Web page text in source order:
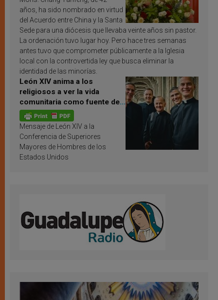
años, ha sido nombrado en virtud
del Acuerdo entre China y la Santa
Sede para una diócesis que llevaba veinte años sin pastor.
La ordenación tuvo lugar hoy. Pero hace tres semanas
antes tuvo que comprometer públicamente a la Iglesia
local con la controvertida ley que busca eliminar la
identidad de las minorías.
León XIV anima a los
religiosos a ver la vida
comunitaria como fuente de
inspiración y santificación
Mensaje de León XIV a la
Conferencia de Superiores
Mayores de Hombres de los
Estados Unidos